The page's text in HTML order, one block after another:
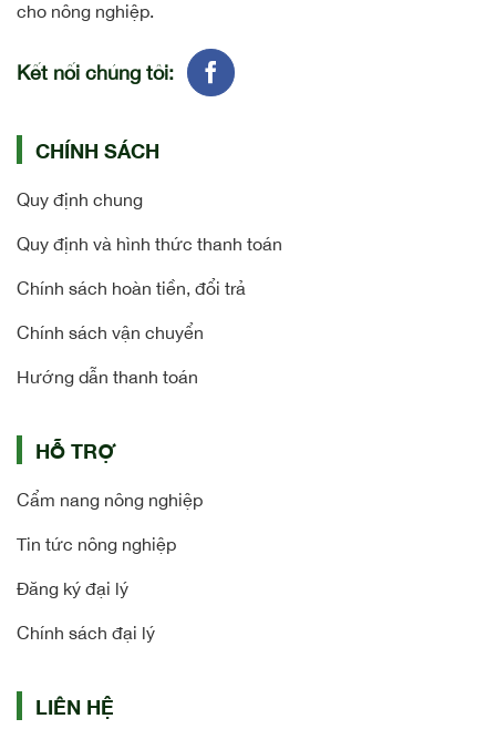
cho nông nghiệp.
Kết nối chúng tôi:
CHÍNH SÁCH
Quy định chung
Quy định và hình thức thanh toán
Chính sách hoàn tiền, đổi trả
Chính sách vận chuyển
Hướng dẫn thanh toán
HỖ TRỢ
Cẩm nang nông nghiệp
Tin tức nông nghiệp
Đăng ký đại lý
Chính sách đại lý
LIÊN HỆ